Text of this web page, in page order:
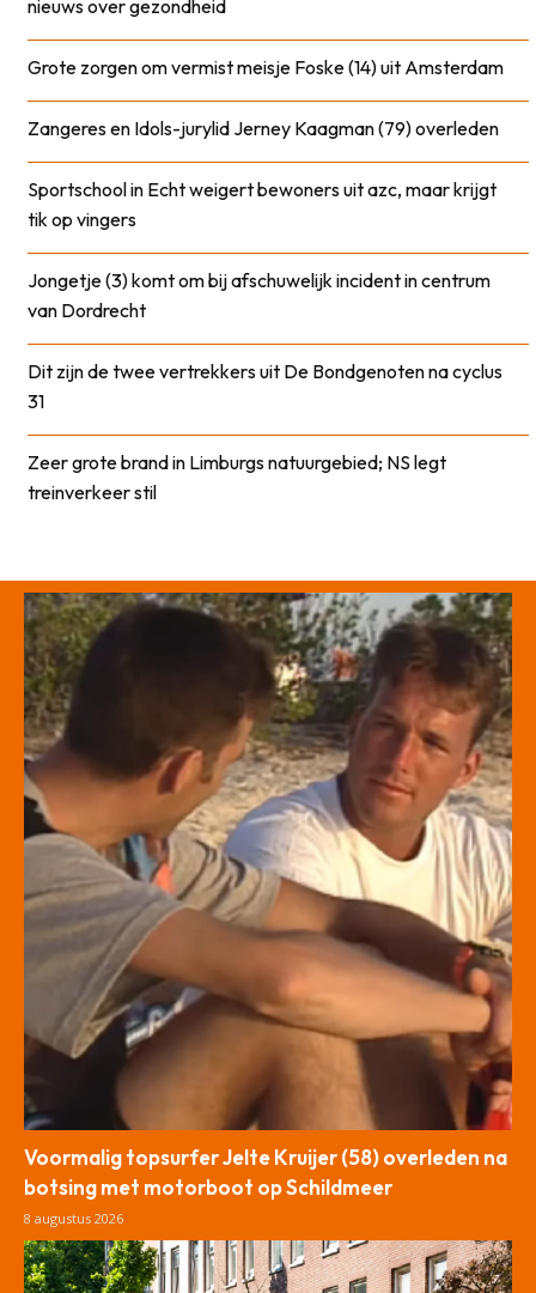
nieuws over gezondheid
Grote zorgen om vermist meisje Foske (14) uit Amsterdam
Zangeres en Idols-jurylid Jerney Kaagman (79) overleden
Sportschool in Echt weigert bewoners uit azc, maar krijgt
tik op vingers
Jongetje (3) komt om bij afschuwelijk incident in centrum
van Dordrecht
Dit zijn de twee vertrekkers uit De Bondgenoten na cyclus
31
Zeer grote brand in Limburgs natuurgebied; NS legt
treinverkeer stil
Voormalig topsurfer Jelte Kruijer (58) overleden na
botsing met motorboot op Schildmeer
8 augustus 2026